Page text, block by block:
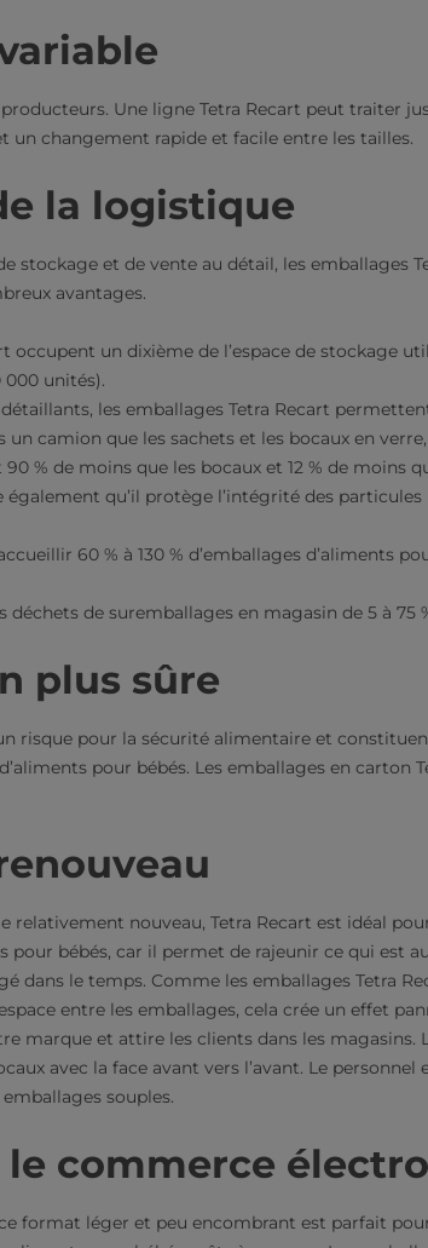
Une ligne Tetra Recart peut traiter
un changement rapide et facile entre les tailles.
la logistique
stockage et de vente au détail, les emballages
avantages.
occupent un dixième de l’espace de stockage
000 unités).
les emballages Tetra Recart
un camion que les sachets et les bocaux en
% de moins que les bocaux et 12 % de moins
qu’il protège l’intégrité des particules
60 % à 130 % d’emballages d’aliments
de suremballages en magasin de 5 à 75
plus sûre
risque pour la sécurité alimentaire et
pour bébés. Les emballages en carton
relativement nouveau, Tetra Recart est idéal
bébés, car il permet de rajeunir ce qui est
dans le temps. Comme les emballages Tetra
entre les emballages, cela crée un effet
marque et attire les clients dans les magasins.
avec la face avant vers l’avant. Le personnel
souples.
commerce
format léger et peu encombrant est parfait